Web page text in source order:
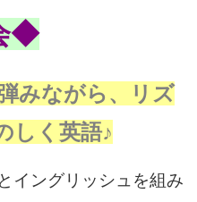
◆
みながら、
リズ
しく英語♪
イングリッシュを組み